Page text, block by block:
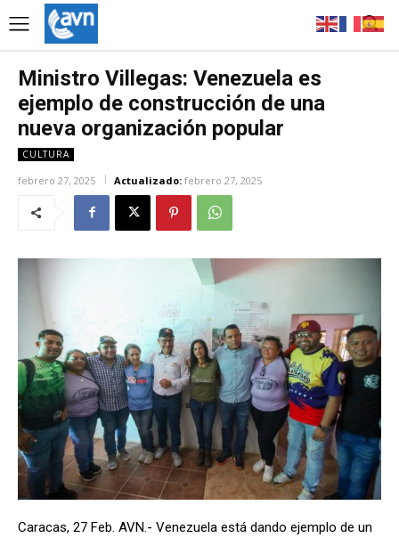
Ministro Villegas: Venezuela es
ejemplo de construcción de una
nueva organización popular
CULTURA
febrero 27, 2025 Actualizado: febrero 27, 2025
Caracas, 27 Feb. AVN.- Venezuela está dando ejemplo de un